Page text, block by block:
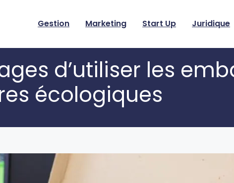
Gestion Marketing Start Up Juridique
d’utiliser les
écologiques